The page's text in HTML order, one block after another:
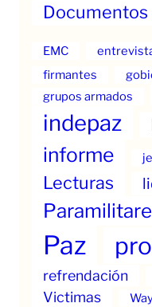
Documentos
EMC
firmantes
grupos armados
indepaz
informe
Lecturas
Paz
refrendación
Victimas